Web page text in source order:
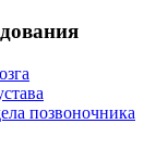
позвоночника